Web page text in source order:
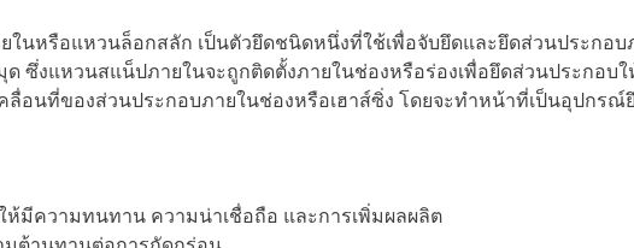
นหรือแหวนล็อกสลัก เป็นตัวยึดชนิดหนึ่งที่ใช้เพื่อจับยึดและยึดส่วนประกอ
ซึ่งแหวนสแน็ปภายในจะถูกติดตั้งภายในช่องหรือร่องเพื่อยึดส่วนประกอบ
อนที่ของส่วนประกอบภายในช่องหรือเฮาส์ซิ่ง โดยจะทำหน้าที่เป็นอุปกรณ์
มีความทนทาน ความน่าเชื่อถือ และการเพิ่มผลผลิต